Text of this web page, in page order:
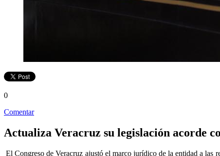
0
Comentar
Actualiza Veracruz su legislación acorde
El Congreso de Veracruz ajustó el marco jurídico de la entidad a las